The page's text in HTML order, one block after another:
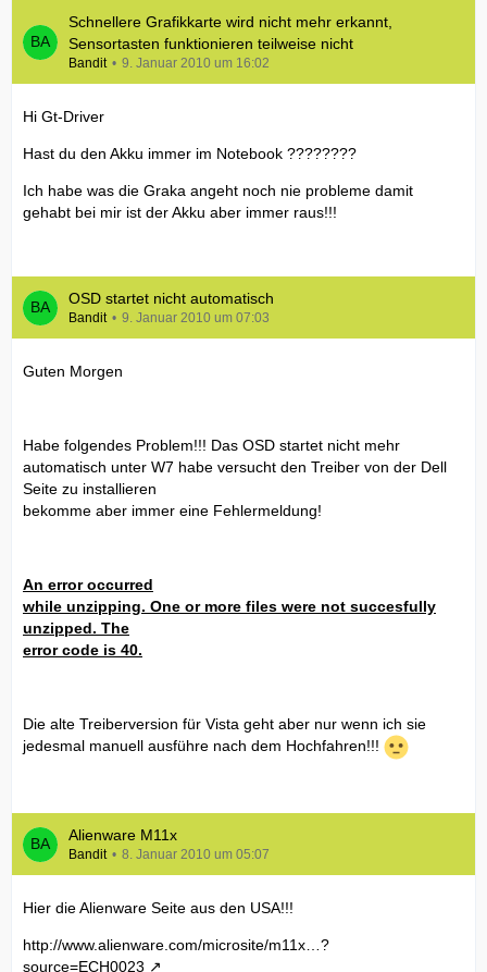
Schnellere Grafikkarte wird nicht mehr erkannt,
Sensortasten funktionieren teilweise nicht
Bandit 9. Januar 2010 um 16:02
Hi Gt-Driver
Hast du den Akku immer im Notebook ????????
Ich habe was die Graka angeht noch nie probleme damit
gehabt bei mir ist der Akku aber immer raus!!!
OSD startet nicht automatisch
Bandit 9. Januar 2010 um 07:03
Guten Morgen
Habe folgendes Problem!!! Das OSD startet nicht mehr
automatisch unter W7 habe versucht den Treiber von der Dell
Seite zu installieren
bekomme aber immer eine Fehlermeldung!
An error occurred
while unzipping. One or more files were not succesfully
unzipped. The
error code is 40.
Die alte Treiberversion für Vista geht aber nur wenn ich sie
jedesmal manuell ausführe nach dem Hochfahren!!!
Alienware M11x
Bandit 8. Januar 2010 um 05:07
Hier die Alienware Seite aus den USA!!!
http://www.alienware.com/microsite/m11x…?
source=ECH0023